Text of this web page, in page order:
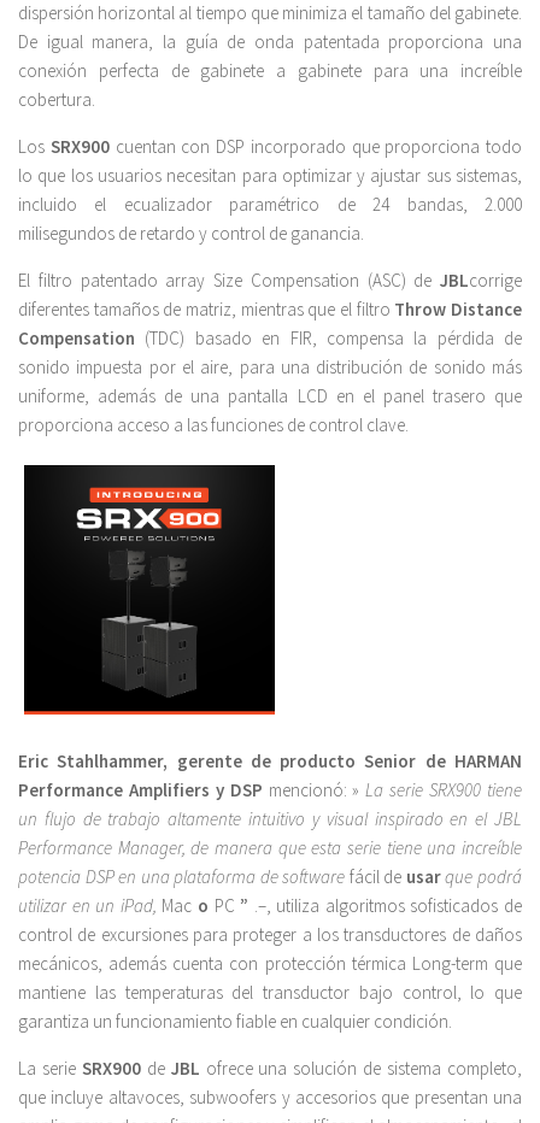
dispersión horizontal al tiempo que minimiza el tamaño del gabinete.
De igual manera, la guía de onda patentada proporciona una
conexión perfecta de gabinete a gabinete para una increíble
cobertura.
Los SRX900cuentan con DSP incorporado que proporciona todo
lo que los usuarios necesitan para optimizar y ajustar sus sistemas,
incluido el ecualizador paramétrico de 24 bandas, 2.000
milisegundos de retardo y control de ganancia.
El filtro patentado array Size Compensation (ASC) de JBLcorrige
diferentes tamaños de matriz, mientras que el filtro Throw Distance
Compensation (TDC) basado en FIR, compensa la pérdida de
sonido impuesta por el aire, para una distribución de sonido más
uniforme, además de una pantalla LCD en el panel trasero que
proporciona acceso a las funciones de control clave.
Eric Stahlhammer, gerente de producto Senior de HARMAN
Performance Amplifiers y DSP mencionó: »La serie SRX900 tiene
un flujo de trabajo altamente intuitivo y visual inspirado en el JBL
Performance Manager, de manera que esta serie tiene una increíble
potencia DSP en una plataforma de software fácil de usarque podrá
utilizar en un iPad, Mac o PC ” .–, utiliza algoritmos sofisticados de
control de excursiones para proteger a los transductores de daños
mecánicos, además cuenta con protección térmica Long-term que
mantiene las temperaturas del transductor bajo control, lo que
garantiza un funcionamiento fiable en cualquier condición.
La serie SRX900de JBL ofrece una solución de sistema completo,
que incluye altavoces, subwoofers y accesorios que presentan una